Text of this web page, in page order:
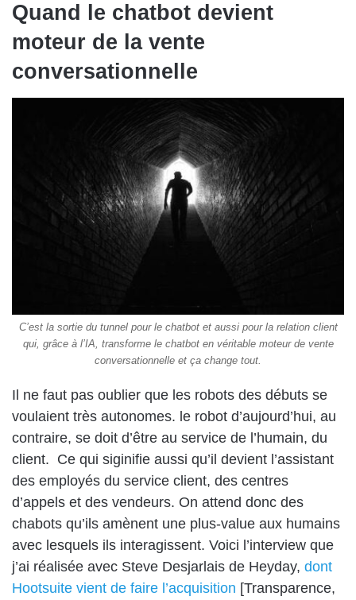
Quand le chatbot devient
moteur de la vente
conversationnelle
C’est la sortie du tunnel pour le chatbot et aussi pour la relation client
qui, grâce à l’IA, transforme le chatbot en véritable moteur de vente
conversationnelle et ça change tout.
Il ne faut pas oublier que les robots des débuts se
voulaient très autonomes. le robot d’aujourd’hui, au
contraire, se doit d’être au service de l’humain, du
client. Ce qui siginifie aussi qu’il devient l’assistant
des employés du service client, des centres
d’appels et des vendeurs. On attend donc des
chabots qu’ils amènent une plus-value aux humains
avec lesquels ils interagissent. Voici l’interview que
j’ai réalisée avec Steve Desjarlais de Heyday, dont
Hootsuite vient de faire l’acquisition [Transparence,